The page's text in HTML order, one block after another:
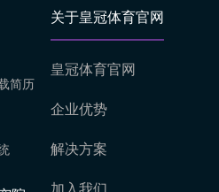
简历
关于皇冠体育官网
皇冠体育官网
企业优势
解决方案
加入我们